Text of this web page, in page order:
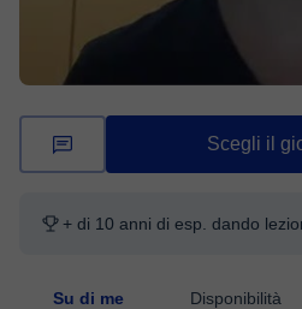
119 lezioni
Fisica,
59 €/
Scegli il
+ di 10 anni di esp. dando
Su di me Disponibilità